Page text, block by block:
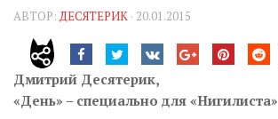
Дії
Belles lettres
Агітатор
АВТОР: ДЕСЯТЕРИК · 20.01.2015
Дмитрий Десятерик,
«День» – специально для «Нигилиста»